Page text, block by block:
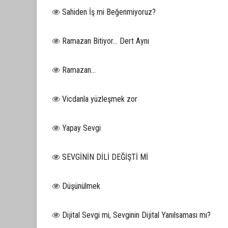
Sahiden İş mi Beğenmiyoruz?
Ramazan Bitiyor… Dert Aynı
Ramazan…
Vicdanla yüzleşmek zor
Yapay Sevgi
SEVGİNİN DİLİ DEĞİŞTİ Mİ
Düşünülmek
Dijital Sevgi mi, Sevginin Dijital Yanılsaması mı?